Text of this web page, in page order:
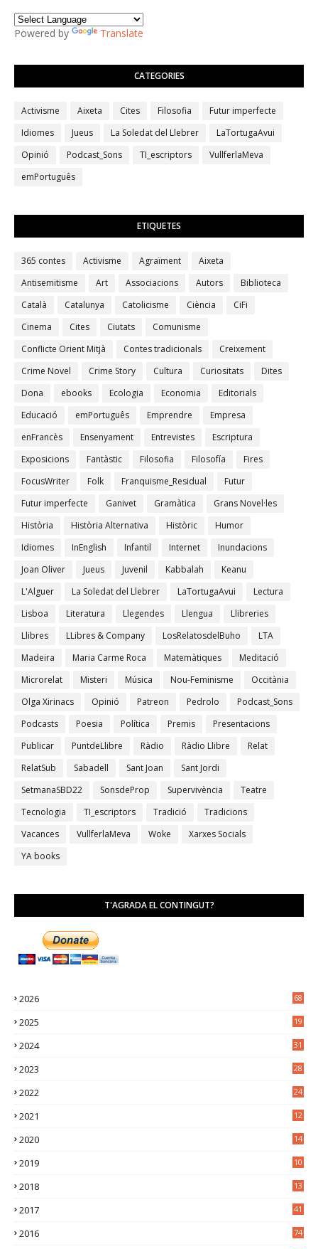
Powered by Translate
CATEGORIES
Activisme Aixeta Cites Filosofia
Futur imperfecte
Idiomes
Jueus La Soledat del Llebrer
LaTortugaAvui
Opinió
Podcast_Sons TI_escriptors
VullferlaMeva
emPortuguês
ETIQUETES
365 contes Activisme Agraïment
Aixeta
Antisemitisme
Art Associacions Autors
Biblioteca
Català
Catalunya Catolicisme Ciència
CiFi
Cinema
Cites Ciutats
Comunisme
Conflicte Orient Mitjà
Contes tradicionals
Creixement
Crime Novel
Crime Story Cultura Curiositats
Dites
Dona
ebooks Ecologia Economia
Editorials
Educació
emPortuguês Emprendre
Empresa
enFrancès
Ensenyament Entrevistes
Escriptura
Exposicions
Fantàstic Filosofia Filosofía
Fires
FocusWriter
Folk Franquisme_Residual
Futur
Futur imperfecte
Ganivet Gramàtica
Grans Novel·les
Història
Història Alternativa Històric
Humor
Idiomes
InEnglish Infantil Internet
Inundacions
Joan Oliver
Jueus Juvenil Kabbalah
Keanu
L'Alguer
La Soledat del Llebrer LaTortugaAvui
Lectura
Lisboa
Literatura Llegendes Llengua
Llibreries
Llibres
LLibres & Company LosRelatosdelBuho
LTA
Madeira
Maria Carme Roca Matemàtiques
Meditació
Microrelat
Misteri Música Nou-Feminisme
Occitània
Olga Xirinacs
Opinió Patreon Pedrolo
Podcast_Sons
Podcasts
Poesia Política Premis
Presentacions
Publicar
PuntdeLlibre Ràdio Ràdio Llibre
Relat
RelatSub
Sabadell Sant Joan
Sant Jordi
SetmanaSBD22
SonsdeProp Supervivència
Teatre
Tecnologia
TI_escriptors Tradició
Tradicions
Vacances
VullferlaMeva Woke
Xarxes Socials
YA books
T'AGRADA EL CONTINGUT?
2026 68
2025
19
2024
31
2023
28
2022
24
2021
12
2020
14
2019
10
2018
13
2017 41
2016 74